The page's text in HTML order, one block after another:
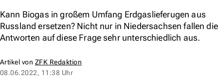
Kann Biogas in großem Umfang Erdgaslieferugen aus
Russland ersetzen? Nicht nur in Niedersachsen fallen die
Antworten auf diese Frage sehr unterschiedlich aus.
Artikel von ZFK Redaktion
08.06.2022, 11:38 Uhr